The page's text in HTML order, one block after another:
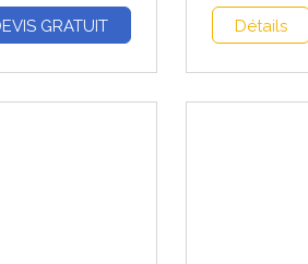
GRATUIT Détails